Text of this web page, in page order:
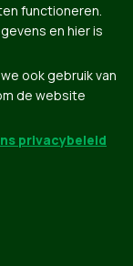
functioneren.
en hier is
ook gebruik van
de website
privacybeleid